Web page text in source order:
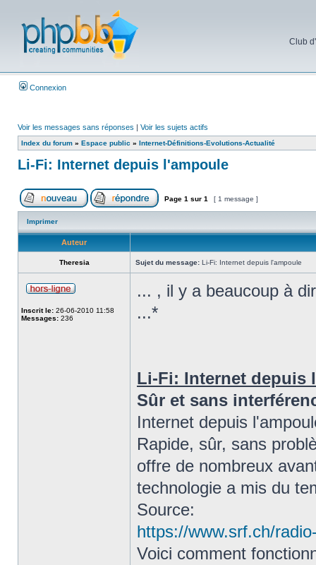
Club
Connexion
Voir les messages sans réponses | Voir les sujets actifs
Index du forum » Espace public » Internet-Définitions-Evolutions-Actualité
Li-Fi: Internet depuis l'ampoule
Page 1 sur 1 [ 1 message ]
Imprimer
Auteur
Theresia Sujet du message: Li-Fi: Internet depuis l'ampoule
Inscrit le: 26-06-2010 11:58
Messages: 236
... , il y a beaucoup à
...*
Li-Fi: Internet depuis
Sûr et sans
Internet depuis
Rapide, sûr, sans
offre de nombreux
technologie a mis du
Source:
https://www.srf.ch/
Voici comment